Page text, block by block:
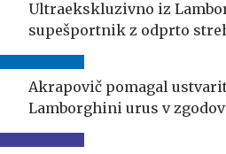
Ultraekskluzivno iz
supešportnik z odprto
Akrapovič pomagal
Lamborghini urus v